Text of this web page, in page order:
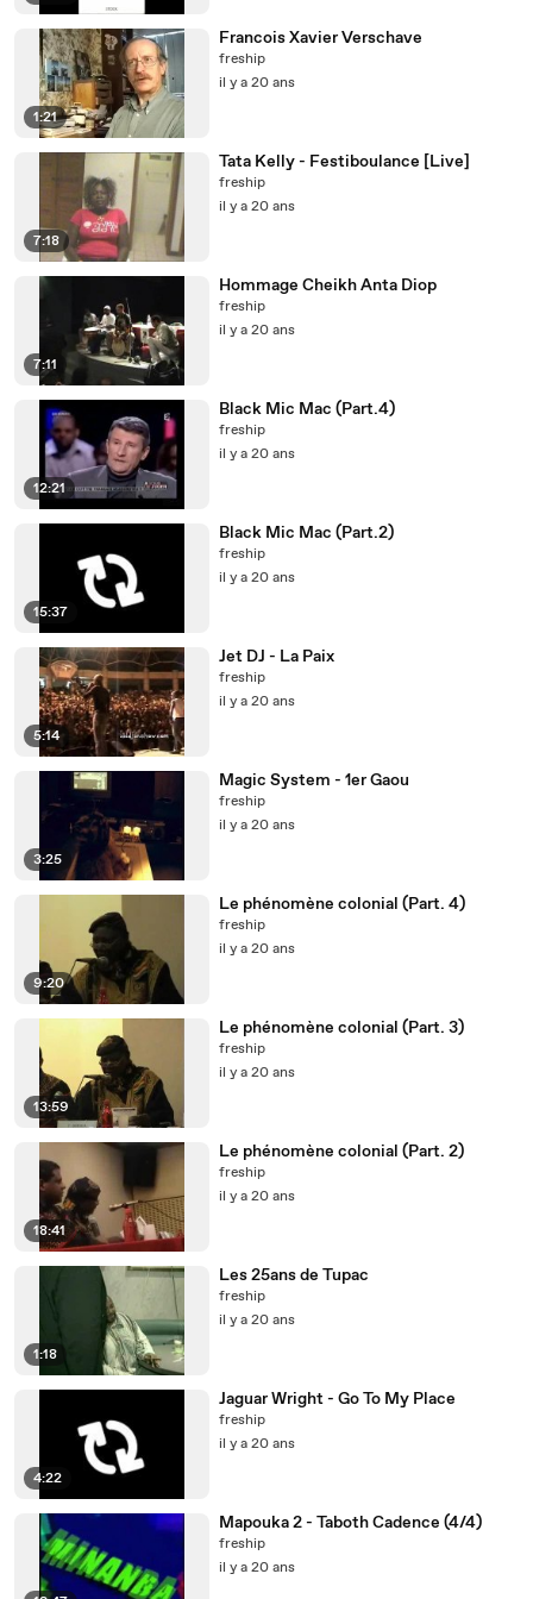
1:21
Francois Xavier Verschave
freship
il y a 20 ans
7:18
Tata Kelly - Festiboulance [Live]
freship
il y a 20 ans
7:11
Hommage Cheikh Anta Diop
freship
il y a 20 ans
12:21
Black Mic Mac (Part.4)
freship
il y a 20 ans
15:37
Black Mic Mac (Part.2)
freship
il y a 20 ans
5:14
Jet DJ - La Paix
freship
il y a 20 ans
3:25
Magic System - 1er Gaou
freship
il y a 20 ans
9:20
Le phénomène colonial (Part. 4)
freship
il y a 20 ans
13:59
Le phénomène colonial (Part. 3)
freship
il y a 20 ans
18:41
Le phénomène colonial (Part. 2)
freship
il y a 20 ans
1:18
Les 25ans de Tupac
freship
il y a 20 ans
4:22
Jaguar Wright - Go To My Place
freship
il y a 20 ans
Mapouka 2 - Taboth Cadence (4/4)
freship
il y a 20 ans